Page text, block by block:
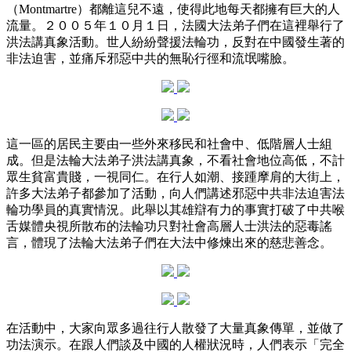
（Montmartre）都離這兒不遠，使得此地每天都擁有巨大的人
流量。２００５年１０月１日，法國大法弟子們在這裡舉行了
洪法講真象活動。世人紛紛聲援法輪功，反對在中國發生著的
非法迫害，並痛斥邪惡中共的無恥行徑和流氓嘴臉。
這一區的居民主要由一些外來移民和社會中、低階層人士組
成。但是法輪大法弟子洪法講真象，不看社會地位高低，不計
眾生貧富貴賤，一視同仁。在行人如潮、接踵摩肩的大街上，
許多大法弟子都參加了活動，向人們講述邪惡中共非法迫害法
輪功學員的真實情況。此舉以其雄辯有力的事實打破了中共喉
舌媒體央視所散布的法輪功只對社會高層人士洪法的惡毒謠
言，體現了法輪大法弟子們在大法中修煉出來的慈悲善念。
在活動中，大家向眾多過往行人散發了大量真象傳單，並做了
功法演示。在跟人們談及中國的人權狀況時，人們表示「完全